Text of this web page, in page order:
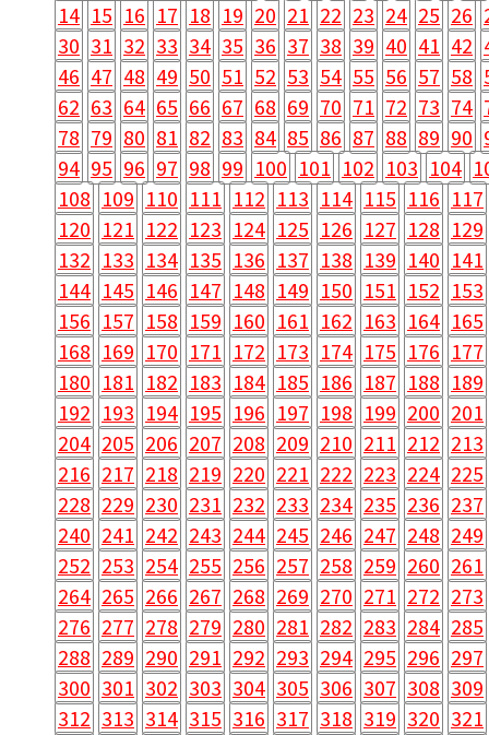
14 15 16 17 18 19 20 21 22 23 24 25 26
30 31 32 33 34 35 36 37 38 39 40 41 42
46 47 48 49 50 51 52 53 54 55 56 57 58
62 63 64 65 66 67 68 69 70 71 72 73 74
78 79 80 81 82 83 84 85 86 87 88 89 90
94 95 96 97 98 99 100 101 102 103 104
108 109 110 111 112 113 114 115 116 117
120 121 122 123 124 125 126 127 128 129
132 133 134 135 136 137 138 139 140 141
144 145 146 147 148 149 150 151 152 153
156 157 158 159 160 161 162 163 164 165
168 169 170 171 172 173 174 175 176 177
180 181 182 183 184 185 186 187 188 189
192 193 194 195 196 197 198 199 200 201
204 205 206 207 208 209 210 211 212 213
216 217 218 219 220 221 222 223 224 225
228 229 230 231 232 233 234 235 236 237
240 241 242 243 244 245 246 247 248 249
252 253 254 255 256 257 258 259 260 261
264 265 266 267 268 269 270 271 272 273
276 277 278 279 280 281 282 283 284 285
288 289 290 291 292 293 294 295 296 297
300 301 302 303 304 305 306 307 308 309
312 313 314 315 316 317 318 319 320 321